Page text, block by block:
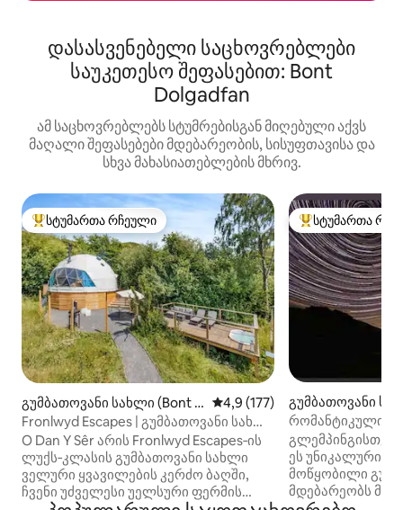
დასასვენებელი საცხოვრებლები
საუკეთესო შეფასებით: Bont
Dolgadfan
ამ საცხოვრებლებს სტუმრებისგან მიღებული აქვს
მაღალი შეფასებები მდებარეობის, სისუფთავისა და
სხვა მახასიათებლების მხრივ.
სტუმართა რჩეული მოწინავე ვარიანტი
სტუმართა რჩეული
გუმბათოვანი სახლი (Bont D
olgadfan)
საშუალო შეფასებაა 5‑დან
4,9 (177)
Fronlwyd Escapes | გუმბათოვანი სახლი
ვარსკვლავების დასაკვირვებლად და
ჯაკუზი
O Dan Y Sêr არის Fronlwyd Escapes‑ის
ლუქს‑კლასის გუმბათოვანი სახლი
ველური ყვავილების კერძო ბაღში,
ჩვენი უძველესი უელსური ფერმის
სტუმართა
სტუმართა
გუმბათოვანი
wen)
რომანტიკული
ეს უნიკალური,
მოწყობილი
მდებარეობს